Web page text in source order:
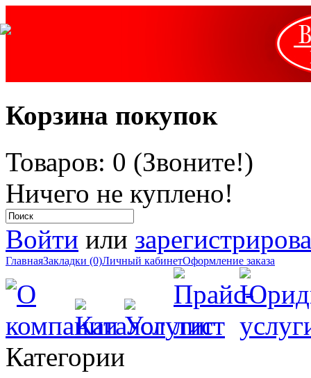
Корзина покупок
Товаров: 0 (Звоните!)
Ничего не куплено!
Войти или
ГлавнаяЗакладки (0)Личный кабинетОформление заказа
Категории